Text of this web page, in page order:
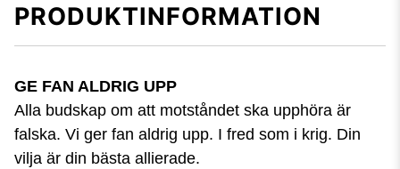
PRODUKTINFORMATION
GE FAN ALDRIG UPP
Alla budskap om att motståndet ska upphöra är
falska. Vi ger fan aldrig upp. I fred som i krig. Din
vilja är din bästa allierade.